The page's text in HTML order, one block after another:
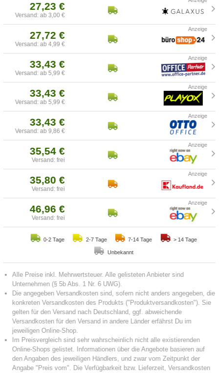
27,23 €
Versand: ab 3,00 €
27,72 €
Versand: ab 4,99 €
33,43 €
Versand: ab 5,99 €
33,43 €
Versand: ab 5,99 €
33,43 €
Versand: ab 9,86 €
35,54 €
Versand: frei
35,80 €
Versand: frei
46,96 €
Versand: frei
0-2 Tage 2-7 Tage 7-14 Tage > 14 Tage
Unbekannt